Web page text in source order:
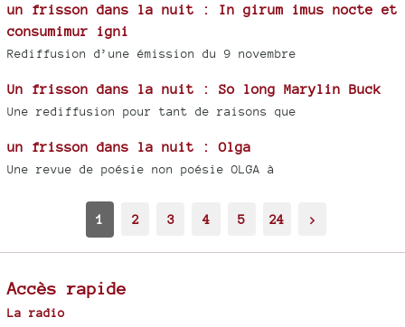
un frisson dans la nuit : In girum imus nocte et
consumimur igni
Rediffusion d’une émission du 9 novembre
Un frisson dans la nuit : So long Marylin Buck
Une rediffusion pour tant de raisons que
un frisson dans la nuit : Olga
Une revue de poésie non poésie OLGA à
1 2 3 4 5 24 >
Accès rapide
La radio